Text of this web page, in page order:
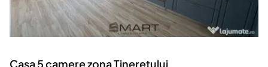
Servicii
Animale de companie
Utilaje agricole si industriale
Piese auto si accesorii
Casa 5 camere zona Tineretului